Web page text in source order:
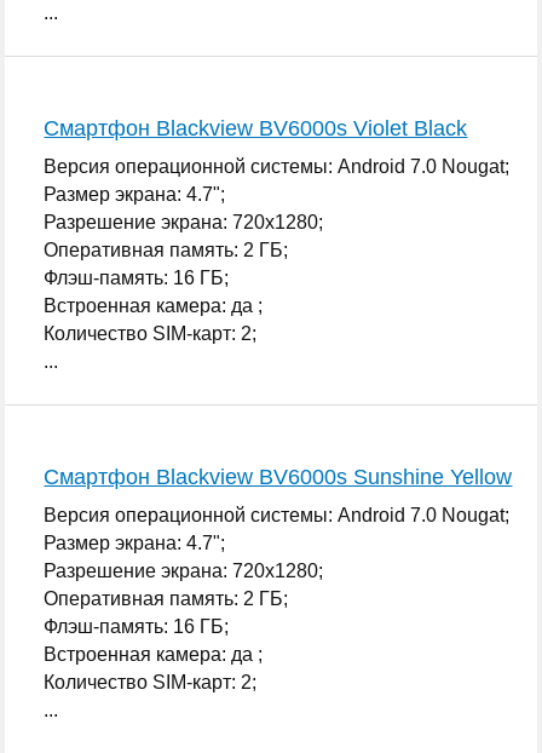
...
Смартфон Blackview BV6000s Violet Black
Версия операционной системы: Android 7.0 Nougat;
Размер экрана: 4.7";
Разрешение экрана: 720x1280;
Оперативная память: 2 ГБ;
Флэш-память: 16 ГБ;
Встроенная камера: да ;
Количество SIM-карт: 2;
...
Смартфон Blackview BV6000s Sunshine Yellow
Версия операционной системы: Android 7.0 Nougat;
Размер экрана: 4.7";
Разрешение экрана: 720x1280;
Оперативная память: 2 ГБ;
Флэш-память: 16 ГБ;
Встроенная камера: да ;
Количество SIM-карт: 2;
...